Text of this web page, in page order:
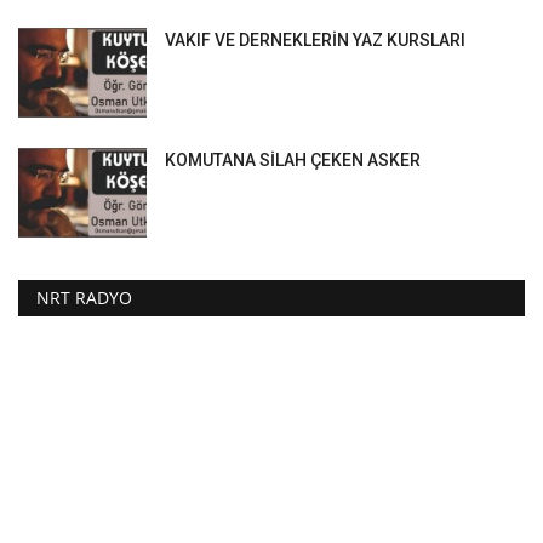
VAKIF VE DERNEKLERİN YAZ KURSLARI
KOMUTANA SİLAH ÇEKEN ASKER
NRT RADYO